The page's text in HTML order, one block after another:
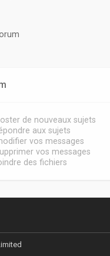
de nouveaux sujets
aux sujets
vos messages
vos messages
des fichiers